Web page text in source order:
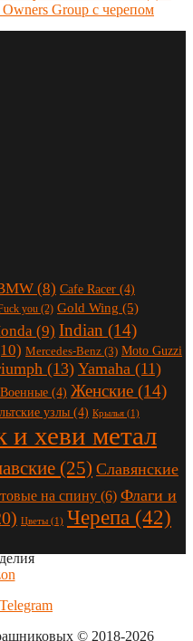
(8) Cafe Racer (4)
you (2) Gold Wing (5)
(9) Indian (14)
Mercedes-Benz (3) Moto Guzzi
(13) Yamaha (11)
Военные (4) Женские (14)
узлы (4) Крылья (1)
и хеви метал
(25) Славянские
на спину (6) Флаги и
Цветы (1) Черепа (42)
Telegram
© 2018-2026